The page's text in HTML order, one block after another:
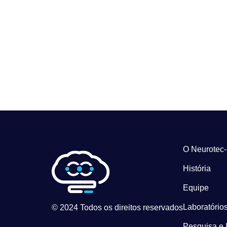
© 2024 Todos os direitos reservados
O
História
Equipe